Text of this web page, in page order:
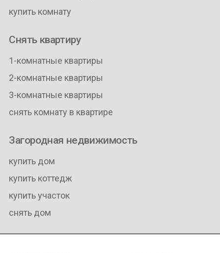
купить комнату
Снять квартиру
1-комнатные квартиры
2-комнатные квартиры
3-комнатные квартиры
снять комнату в квартире
Загородная недвижимость
купить дом
купить коттедж
купить участок
снять дом